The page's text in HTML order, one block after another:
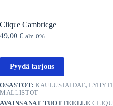
Clique Cambridge
49,00 € alv. 0%
Pyydä tarjous
OSASTOT: KAULUSPAIDAT,
MALLISTOT
AVAINSANAT TUOTTEELLE